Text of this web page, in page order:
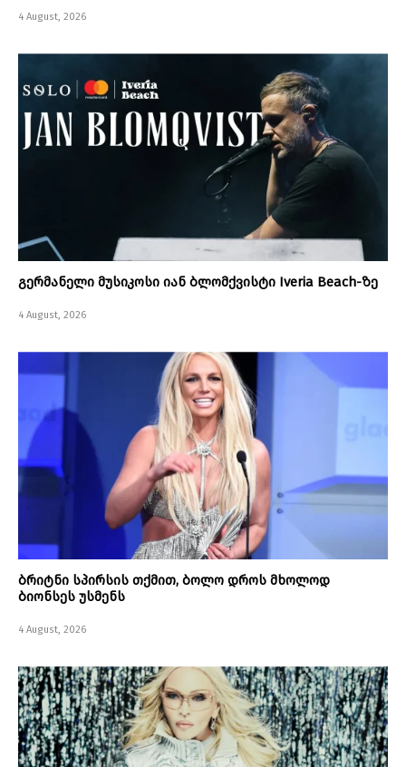
4 August, 2026
გერმანელი მუსიკოსი იან ბლომქვისტი Iveria Beach-ზე
4 August, 2026
ბრიტნი სპირსის თქმით, ბოლო დროს მხოლოდ
ბიონსეს უსმენს
4 August, 2026